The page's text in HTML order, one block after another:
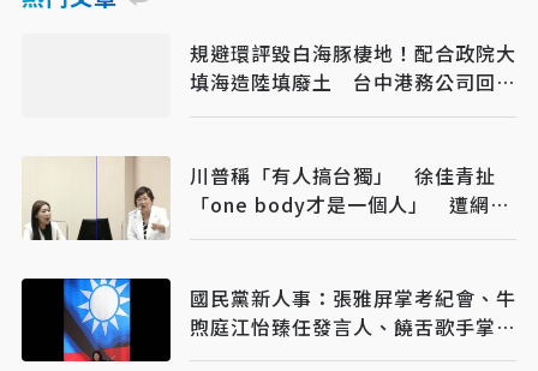
規避環評毀白海豚棲地！配合政院大
填海造陸填廢土 台中港務公司回應
了
川普稱「有人搞台獨」 徐佳青扯
「one body才是一個人」 遭網
批：硬拗
國民黨新人事：張雅屏掌考紀會、牛
煦庭江怡臻任發言人、饒舌歌手掌新
媒體部